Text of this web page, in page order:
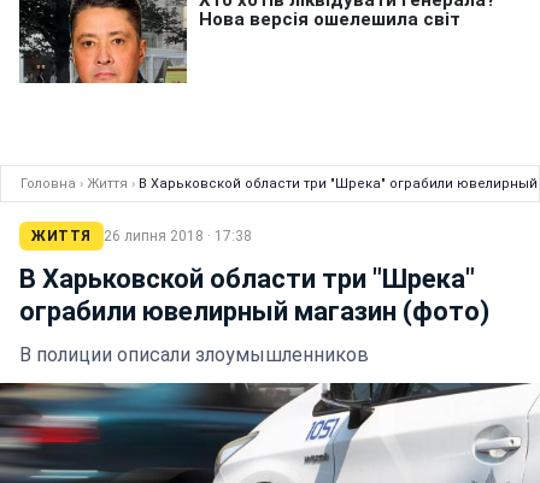
Головна › Життя › В Харьковской области три "Шрека" ограбили
ЖИТТЯ 26 липня 2018 · 17:38
В Харьковской области три "Шрека"
ограбили ювелирный магазин (фото)
В полиции описали злоумышленников